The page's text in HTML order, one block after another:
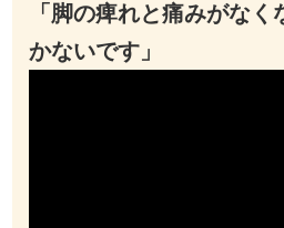
「脚の痺れと痛みがな
かないです」